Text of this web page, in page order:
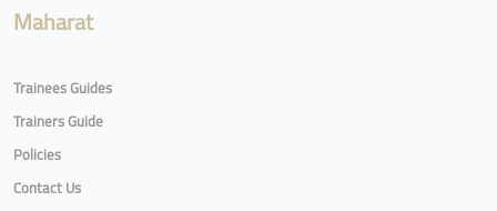
Maharat
Trainees Guides
Trainers Guide
Policies
Contact Us